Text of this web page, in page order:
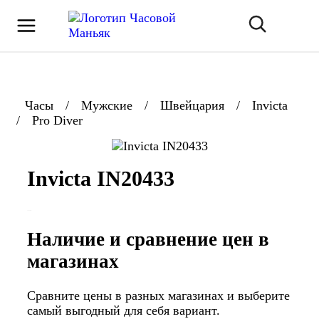
Часы / Мужские / Швейцария /
Invicta
/
Pro Diver
Invicta IN20433
Наличие и сравнение цен в
магазинах
Сравните цены в разных магазинах и выберите
самый выгодный для себя вариант.